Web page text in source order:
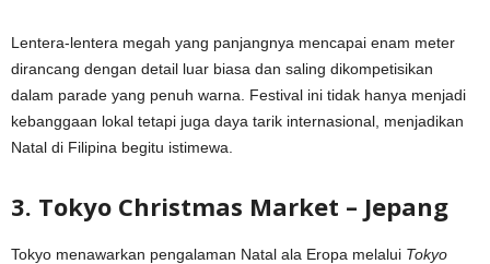
Lentera-lentera megah yang panjangnya mencapai enam meter
dirancang dengan detail luar biasa dan saling dikompetisikan
dalam parade yang penuh warna. Festival ini tidak hanya menjadi
kebanggaan lokal tetapi juga daya tarik internasional, menjadikan
Natal di Filipina begitu istimewa.
3. Tokyo Christmas Market – Jepang
Tokyo menawarkan pengalaman Natal ala Eropa melalui Tokyo